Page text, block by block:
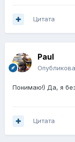
Цитата
Paul
Понимаю!) Да, я
Цитата